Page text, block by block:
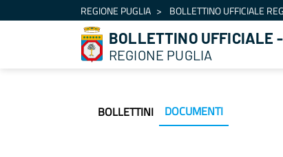
Salta al contenutoREGIONE PUGLIA BOLLETTINO UFFICIALE
BOLLETTINO UFFICIALE
REGIONE PUGLIA
BOLLETTINI DOCUMENTI